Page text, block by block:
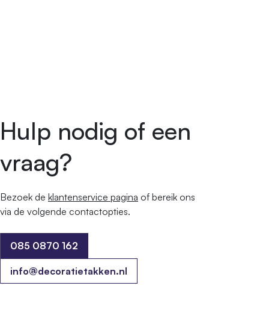
Hulp nodig of een
vraag?
Bezoek de klantenservice pagina of bereik ons ​​
via de volgende contactopties.
085 0870 162
085 0870 162
info@decoratietakken.nl